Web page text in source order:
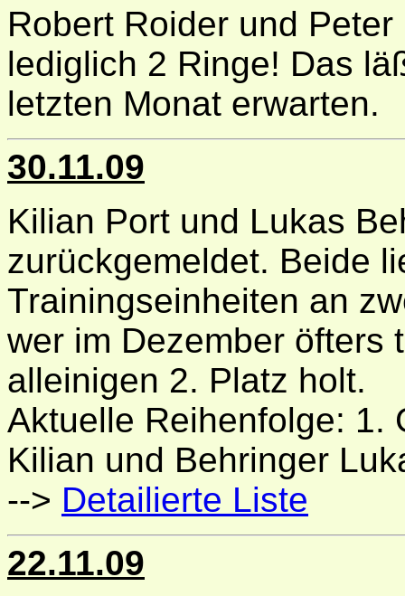
Robert Roider und
lediglich 2 Ringe! Das
letzten Monat erwarten.
30.11.09
Kilian Port und Lukas
zurückgemeldet. Beide
Trainingseinheiten an
wer im Dezember öfters
alleinigen 2. Platz holt.
Aktuelle Reihenfolge: 1.
Kilian und Behringer
--> Detailierte Liste
22.11.09